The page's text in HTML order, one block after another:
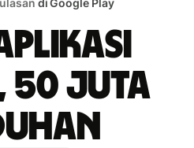
di Google Play
50 juta